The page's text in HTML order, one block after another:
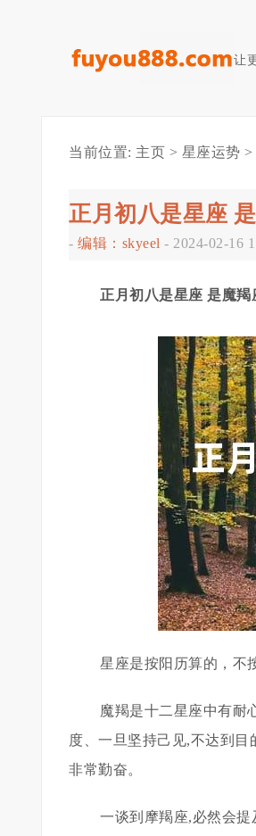
让
当前位置: 主页 > 星座运势 >
正月初八是星座
- 编辑：skyeel - 2024-02-16
正月初八是星座 是魔羯
星座是按阳历算的，不
魔羯是十二星座中有耐
度、一旦坚持己见,不达到
非常勤奋。
一谈到摩羯座,必然会